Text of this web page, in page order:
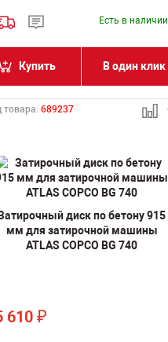
Есть в наличии
Купить В один клик
товара: 689237
диск по бетону 915
мм для затирочной машины
ATLAS COPCO BG 740
610 ₽